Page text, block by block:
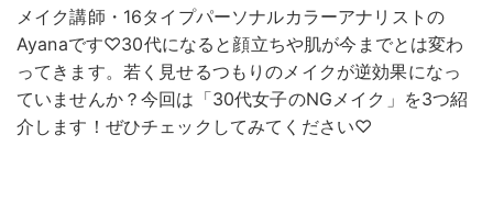
メイク講師・16タイプパーソナルカラーアナリストの
Ayanaです♡30代になると顔立ちや肌が今までとは変わ
ってきます。若く見せるつもりのメイクが逆効果になっ
ていませんか？今回は「30代女子のNGメイク」を3つ紹
介します！ぜひチェックしてみてください♡